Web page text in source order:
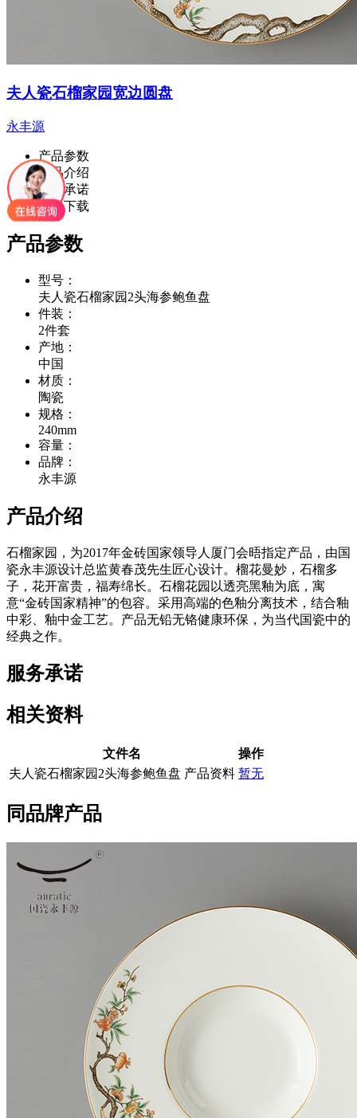
夫人瓷石榴家园宽边圆盘
永丰源
产品参数
产品介绍
服务承诺
资料下载
产品参数
型号：
夫人瓷石榴家园2头海参鲍鱼盘
件装：
2件套
产地：
中国
材质：
陶瓷
规格：
240mm
容量：
品牌：
永丰源
产品介绍
石榴家园，为2017年金砖国家领导人厦门会晤指定产品，由国
瓷永丰源设计总监黄春茂先生匠心设计。榴花曼妙，石榴多
子，花开富贵，福寿绵长。石榴花园以透亮黑釉为底，寓
意“金砖国家精神”的包容。采用高端的色釉分离技术，结合釉
中彩、釉中金工艺。产品无铅无铬健康环保，为当代国瓷中的
经典之作。
服务承诺
相关资料
文件名
操作
夫人瓷石榴家园2头海参鲍鱼盘 产品资料 暂无
同品牌产品